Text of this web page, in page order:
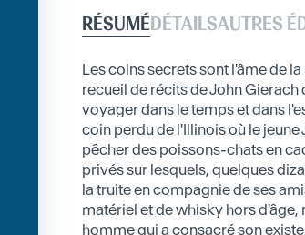
RÉSUMÉDÉTAILSAUTRES
Les coins secrets sont l'âme de
recueil de récits de John
voyager dans le temps et dans
coin perdu de l'Illinois où le
pêcher des poissons-chats en
privés sur lesquels, quelques
la truite en compagnie de ses
matériel et de whisky hors
homme qui a consacré son